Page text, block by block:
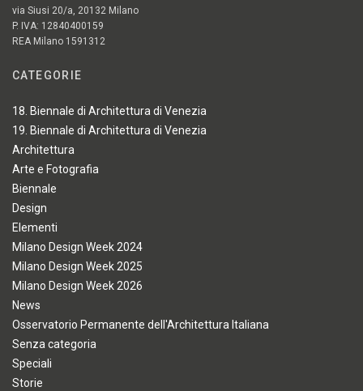
via Siusi 20/a, 20132 Milano
P. IVA: 12840400159
REA Milano 1591312
CATEGORIE
18. Biennale di Architettura di Venezia
19. Biennale di Architettura di Venezia
Architettura
Arte e Fotografia
Biennale
Design
Elementi
Milano Design Week 2024
Milano Design Week 2025
Milano Design Week 2026
News
Osservatorio Permanente dell'Architettura Italiana
Senza categoria
Speciali
Storie